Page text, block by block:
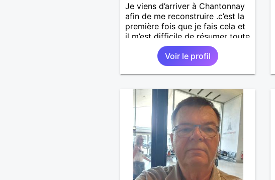
Je viens d’arriver à Chantonnay
afin de me reconstruire .c’est la
première fois que je fais cela et
il m’est difficile de résumer toute
une vie.je suis à la retraite et
aujourd’hui c’est mon
anniversaire !J’aimerais
rencontrer quelqu’un qui partage
quelqu’un un être humain
Voir le profil